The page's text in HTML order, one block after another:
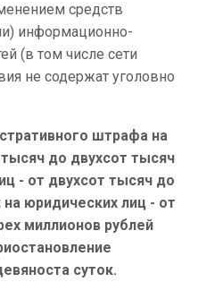
средств
информационно-
(в том числе сети
не содержат уголовно
штрафа на
до двухсот тысяч
- от двухсот тысяч до
юридических лиц - от
миллионов рублей
суток.